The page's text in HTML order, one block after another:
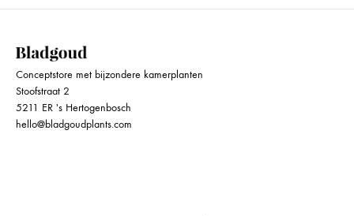
Conceptstore met bijzondere kamerplanten
Stoofstraat 2
5211 ER 's Hertogenbosch
hello@bladgoudplants.com